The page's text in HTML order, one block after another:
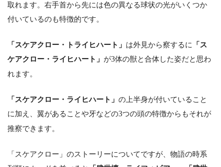
取れます。右手首から先には色の異なる球状の光がいくつか
付いているのも特徴的です。
「スケアクロー・トライヒハート」 は外見から察するに
「ス
ケアクロー・ライヒハート」 が3体の獣と合体した姿だと思わ
れます。
「スケアクロー・ライヒハート」 の上半身が付いていること
に加え、翼があることや牙などの3つの頭の特徴からもそれが
推察できます。
「スケアクロー」のストーリーについてですが、物語の時系